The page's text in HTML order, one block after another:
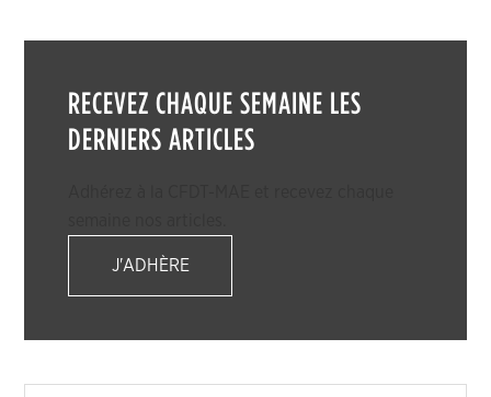
RECEVEZ CHAQUE SEMAINE LES
DERNIERS ARTICLES
J'ADHÈRE